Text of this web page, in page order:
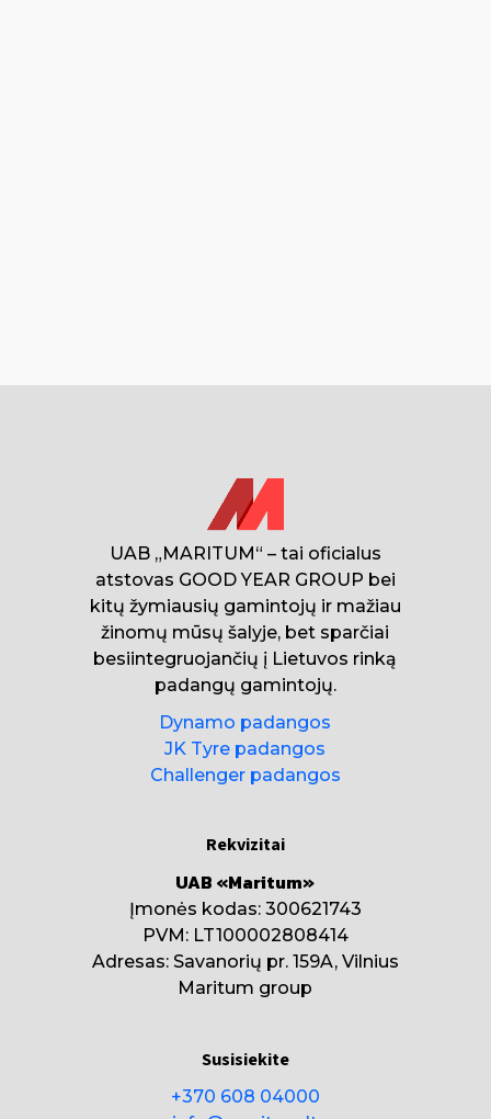
UAB „MARITUM“ – tai oficialus
atstovas GOOD YEAR GROUP bei
kitų žymiausių gamintojų ir mažiau
žinomų mūsų šalyje, bet sparčiai
besiintegruojančių į Lietuvos rinką
padangų gamintojų.
Dynamo padangos
JK Tyre padangos
Challenger padangos
Rekvizitai
UAB «Maritum»
Įmonės kodas: 300621743
PVM: LT100002808414
Adresas: Savanorių pr. 159A, Vilnius
Maritum group
Susisiekite
+370 608 04000